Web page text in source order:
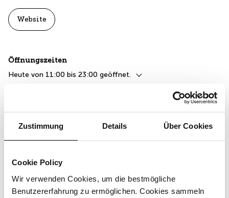
Zustimmung Details Über Cookies
Cookie Policy
Wir verwenden Cookies, um die bestmögliche
Benutzererfahrung zu ermöglichen. Cookies sammeln
Website
Öffnungszeiten
Heute von 11:00 bis 23:00 geöffnet.
ciao@armandos.ch
facebookinstagram